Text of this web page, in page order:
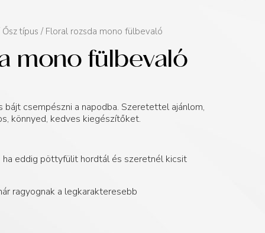
Ősz típus / Floral rozsda mono fülbevaló
mono fülbevaló
bájt csempészni a napodba. Szeretettel ajánlom,
könnyed, kedves kiegészítőket.
eddig pöttyfülit hordtál és szeretnél kicsit
ragyognak a legkarakteresebb